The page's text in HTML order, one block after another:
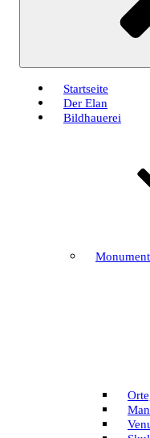
Startseite
Der Elan
Bildhauerei